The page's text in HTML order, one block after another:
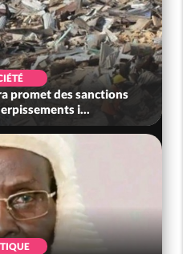
promet des sanctions
i...